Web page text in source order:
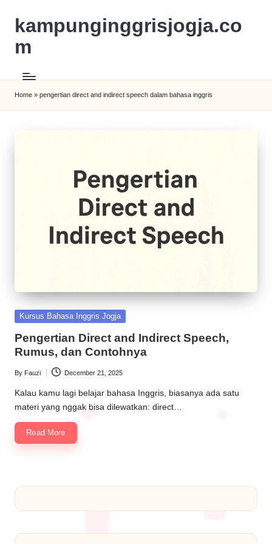
kampunginggrisjogja.co
m
Home » pengertian direct and indirect speech dalam bahasa inggris
Kursus Bahasa Inggris Jogja
Pengertian Direct and Indirect Speech,
Rumus, dan Contohnya
By Fauzi December 21, 2025
Kalau kamu lagi belajar bahasa Inggris, biasanya ada satu
materi yang nggak bisa dilewatkan: direct…
Read More